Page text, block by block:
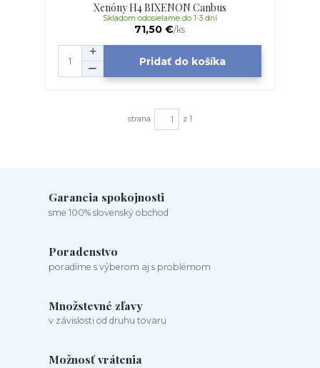
Xenóny H4 BIXENON Canbus
71,50 €/ks
Skladom odosielame do 1-3 dní
Pridať do košíka
strana z 1
Garancia spokojnosti
sme 100% slovenský obchod
Poradenstvo
poradíme s výberom aj s problémom
Množstevné zľavy
v závislosti od druhu tovaru
Možnosť vrátenia